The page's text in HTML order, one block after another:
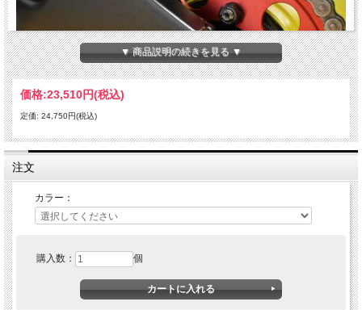
黒、青、ゴールド、赤の4色展開で、アルマイト加工済。バイクに装着時、外観上
転倒時の破損を防いでくれると同時に簡単に装着や取り外しができます。
キットには耐衝撃性の高いスライダーが2個とハードウェア（ネジやワッシャー
▼ 商品説明の続きを見る ▼
価格:23,510円(税込)
定価: 24,750円(税込)
注文
カラー：
購入数： 個